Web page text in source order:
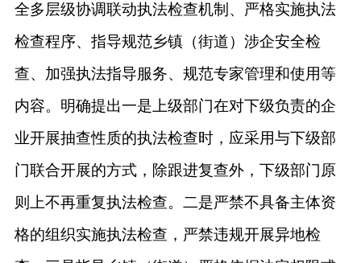
全多层级协调联动执法检查机制、严格实施执法
检查程序、指导规范乡镇（街道）涉企安全检
查、加强执法指导服务、规范专家管理和使用等
内容。明确提出一是上级部门在对下级负责的企
业开展抽查性质的执法检查时，应采用与下级部
门联合开展的方式，除跟进复查外，下级部门原
则上不再重复执法检查。二是严禁不具备主体资
格的组织实施执法检查，严禁违规开展异地检